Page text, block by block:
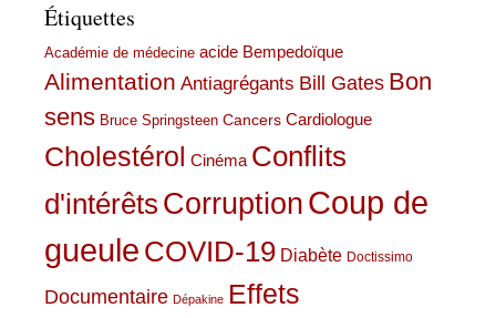
Étiquettes
Académie de médecine acide Bempedoïque
Alimentation Antiagrégants Bill Gates Bon
sens Bruce Springsteen Cancers Cardiologue
Cholestérol Cinéma Conflits
d'intérêts CorruptionCoup de
gueule COVID-19 Diabète Doctissimo
Documentaire Dépakine Effets